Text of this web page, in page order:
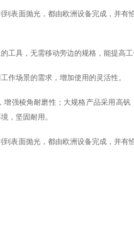
表面抛光，都由欧洲设备完成，并有
工具，无需移动旁边的规格，能提高工
作场景的需求，增加使用的灵活性。
强棱角耐磨性；大规格产品采用高钒
，坚固耐用。
表面抛光，都由欧洲设备完成，并有